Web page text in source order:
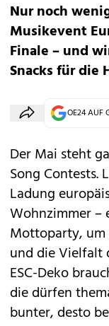
Nur noch
Musikevent
Finale – und
Snacks für die
OE24 AUF
Der Mai steht
Song Contests.
Ladung
Wohnzimmer –
Mottoparty, um
und die Vielfalt
ESC-Deko
die dürfen
bunter, desto